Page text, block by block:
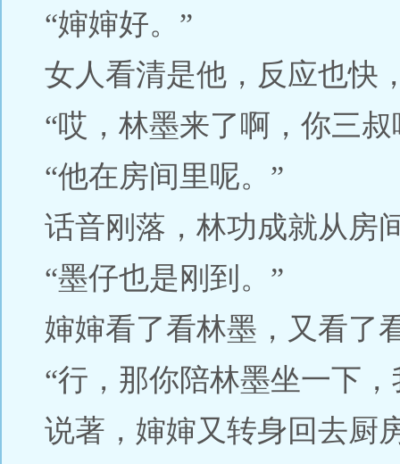
“婶婶好。”
女人看清是他，反应也快
“哎，林墨来了啊，你三
“他在房间里呢。”
话音刚落，林功成就从房
“墨仔也是刚到。”
婶婶看了看林墨，又看了
“行，那你陪林墨坐一下
说著，婶婶又转身回去厨